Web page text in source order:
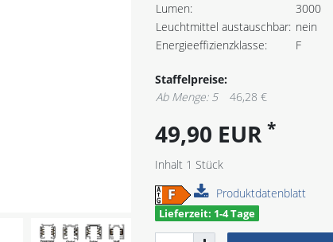
Lumen:
3000
Leuchtmittel austauschbar: nein
Energieeffizienzklasse:
F
Staffelpreise:
Ab Menge: 5
46,28 €
49,90 EUR *
Inhalt 1 Stück
Produktdatenblatt
Lieferzeit: 1-4 Tage